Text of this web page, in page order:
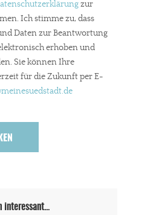
Arbeit?
zur
Ich stimme zu, dass
Daten zur Beantwortung
erhoben und
Sie können Ihre
für die Zukunft per E-
interessant…